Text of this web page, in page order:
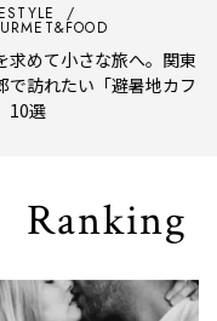
小さな旅へ。関東
たい「避暑地カフ
【
流
で
Ranking